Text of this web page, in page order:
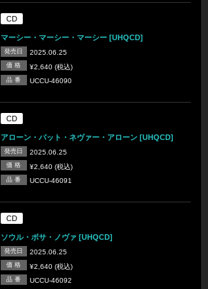
CD
マーシー・マーシー・マーシー [UHQCD]
発売日 2025.06.25
価 格 ¥2,640 (税込)
品 番 UCCU-46090
CD
アローン・バット・ネヴァー・アローン [UHQCD]
発売日 2025.06.25
価 格 ¥2,640 (税込)
品 番 UCCU-46091
CD
ソウル・ボサ・ノヴァ [UHQCD]
発売日 2025.06.25
価 格 ¥2,640 (税込)
品 番 UCCU-46092